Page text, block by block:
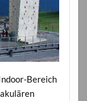
Bereich